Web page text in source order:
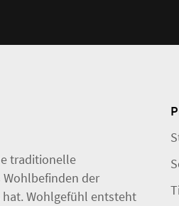
traditionelle
der
hat. Wohlgefühl entsteht